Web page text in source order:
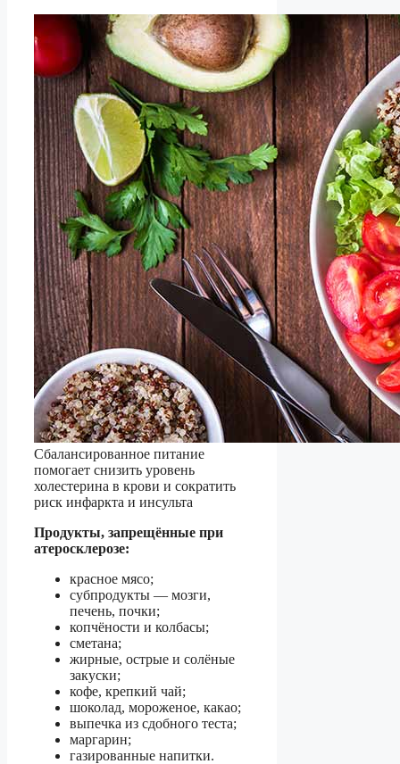
Сбалансированное питание
помогает снизить уровень
холестерина в крови и сократить
риск инфаркта и инсульта
Продукты, запрещённые при
атеросклерозе:
красное мясо;
субпродукты — мозги,
печень, почки;
копчёности и колбасы;
сметана;
жирные, острые и солёные
закуски;
кофе, крепкий чай;
шоколад, мороженое, какао;
выпечка из сдобного теста;
маргарин;
газированные напитки.